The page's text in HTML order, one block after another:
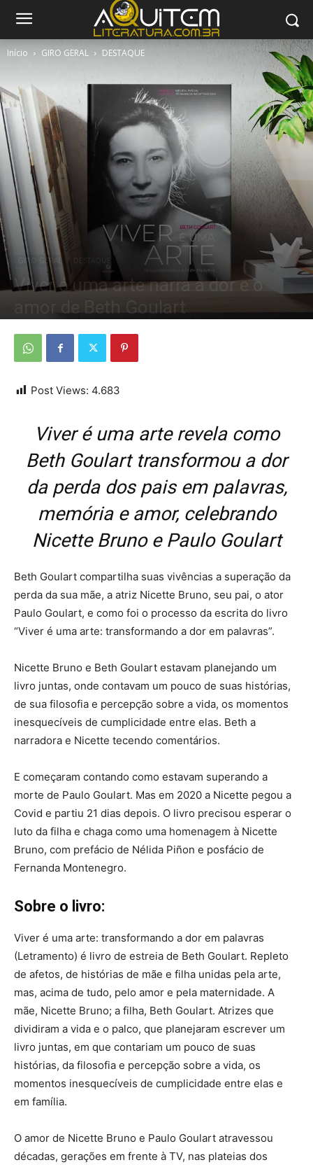
Início GIRO GERAL DESTAQUE
GIRO GERAL
Viver é uma arte narra a dor e o
amor de Beth Goulart
Post Views: 4.683
Viver é uma arte revela como
Beth Goulart transformou a dor
da perda dos pais em palavras,
memória e amor, celebrando
Nicette Bruno e Paulo Goulart
Beth Goulart compartilha suas vivências a superação da
perda da sua mãe, a atriz Nicette Bruno, seu pai, o ator
Paulo Goulart, e como foi o processo da escrita do livro
“Viver é uma arte: transformando a dor em palavras”.
Nicette Bruno e Beth Goulart estavam planejando um
livro juntas, onde contavam um pouco de suas histórias,
de sua filosofia e percepção sobre a vida, os momentos
inesquecíveis de cumplicidade entre elas. Beth a
narradora e Nicette tecendo comentários.
E começaram contando como estavam superando a
morte de Paulo Goulart. Mas em 2020 a Nicette pegou a
Covid e partiu 21 dias depois. O livro precisou esperar o
luto da filha e chaga como uma homenagem à Nicette
Bruno, com prefácio de Nélida Piñon e posfácio de
Fernanda Montenegro.
Sobre o livro:
Viver é uma arte: transformando a dor em palavras
(Letramento) é livro de estreia de Beth Goulart. Repleto
de afetos, de histórias de mãe e filha unidas pela arte,
mas, acima de tudo, pelo amor e pela maternidade. A
mãe, Nicette Bruno; a filha, Beth Goulart. Atrizes que
dividiram a vida e o palco, que planejaram escrever um
livro juntas, em que contariam um pouco de suas
histórias, da filosofia e percepção sobre a vida, os
momentos inesquecíveis de cumplicidade entre elas e
em família.
O amor de Nicette Bruno e Paulo Goulart atravessou
décadas, gerações em frente à TV, nas plateias dos